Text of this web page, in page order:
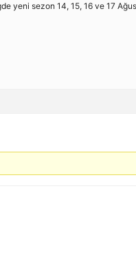
yeni sezon 14, 15, 16 ve 17